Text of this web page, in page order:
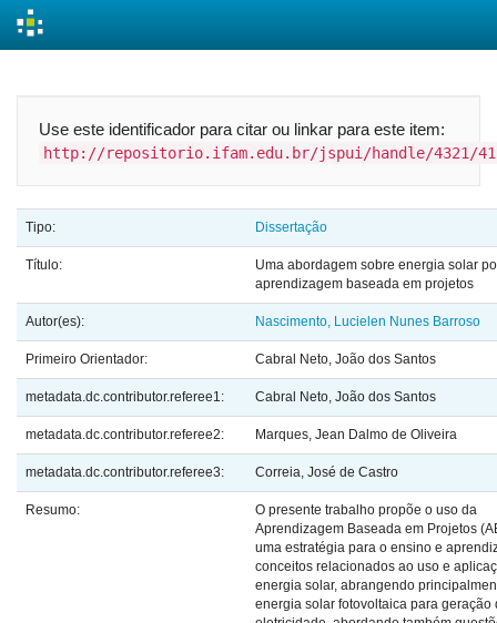
Use este identificador para citar ou linkar para este item:
http://repositorio.ifam.edu.br/jspui/handle/4321/
Tipo: Dissertação
Título:
Uma abordagem sobre energia solar
aprendizagem baseada em projetos
Autor(es): Nascimento, Lucielen Nunes Barroso
Primeiro Orientador: Cabral Neto, João dos Santos
metadata.dc.contributor.referee1: Cabral Neto, João dos Santos
metadata.dc.contributor.referee2: Marques, Jean Dalmo de Oliveira
metadata.dc.contributor.referee3: Correia, José de Castro
Resumo:
O presente trabalho propõe o uso da
Aprendizagem Baseada em Projetos
uma estratégia para o ensino e
conceitos relacionados ao uso e
energia solar, abrangendo
energia solar fotovoltaica para geração